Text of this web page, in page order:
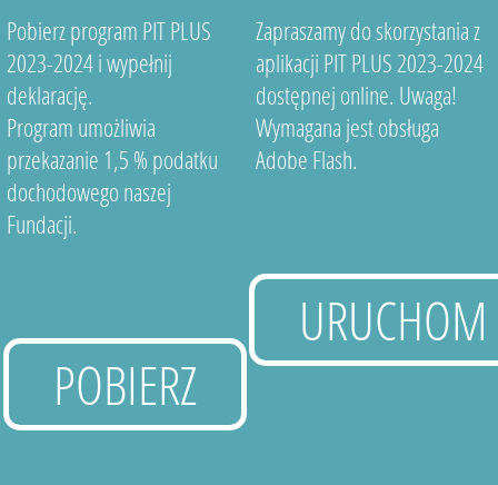
Pobierz program PIT PLUS
2023-2024 i wypełnij
deklarację.
Program umożliwia
przekazanie 1,5 % podatku
dochodowego naszej
Fundacji.
POBIERZ
Zapraszamy do skorzystania z
aplikacji PIT PLUS 2023-2024
dostępnej online. Uwaga!
Wymagana jest obsługa
Adobe Flash.
URUCHOM